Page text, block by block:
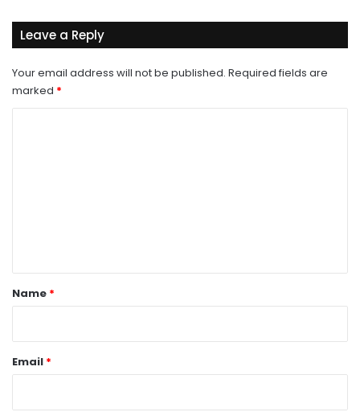
Leave a Reply
Your email address will not be published. Required fields are
marked *
*
Name *
Email *